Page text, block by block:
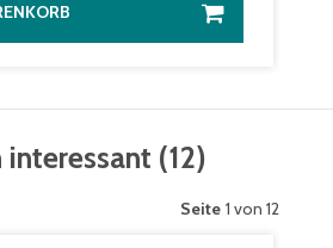
interessant (12)
Seite 1 von 12